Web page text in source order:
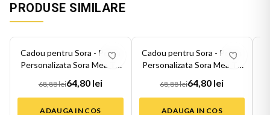
PRODUSE SIMILARE
6%
Cadou pentru Sora - Perna
Personalizata Sora Mea Te
68,88 lei64,80 lei
ADAUGA IN COS
6%
Cadou pentru Sora - Perna
Personalizata Sora Mea Te
68,88 lei64,80 lei
ADAUGA IN COS